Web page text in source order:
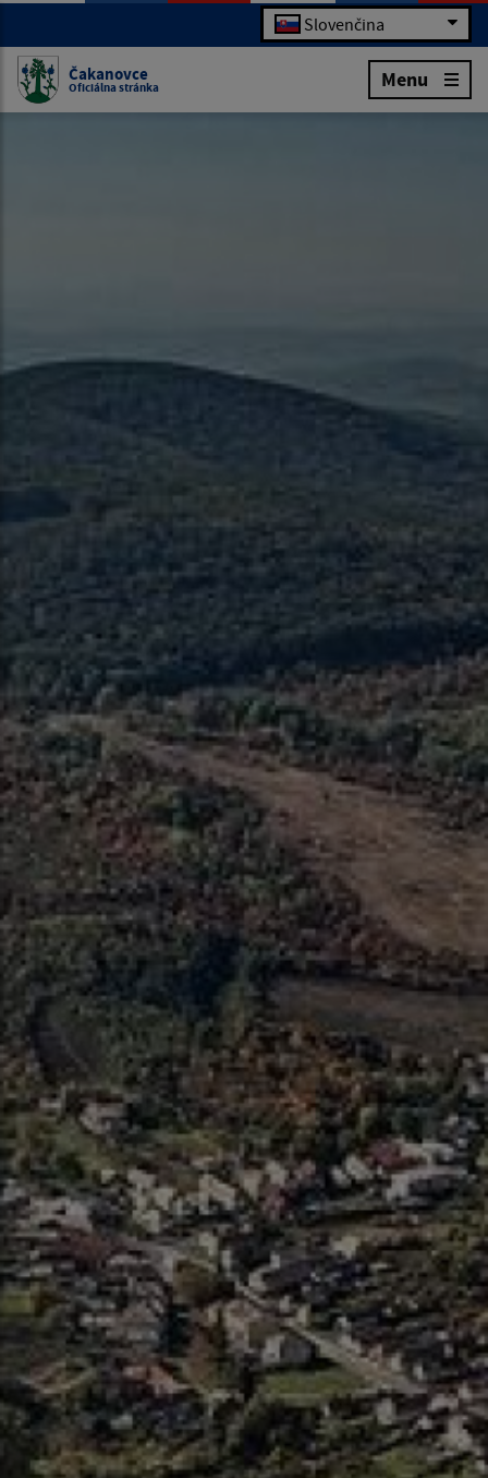
Slovenčina
Čakanovce
Oficiálna stránka Menu